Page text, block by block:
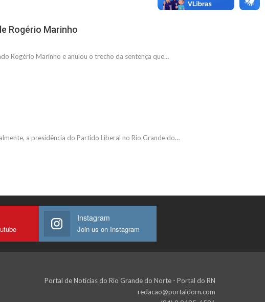
Rogério Marinho
Rogério Marinho e anulou o trecho da sentença que…
a presidência do Partido Liberal no Rio Grande do…
Instagram
Join us on Instagram
Portal de Notícias do Rio Grande do Norte - Portal do RN
redacao@portaldorn.com